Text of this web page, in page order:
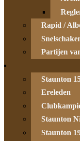
Rapid /
Partijen
Staunton
Ereleden
Staunton
Staunton